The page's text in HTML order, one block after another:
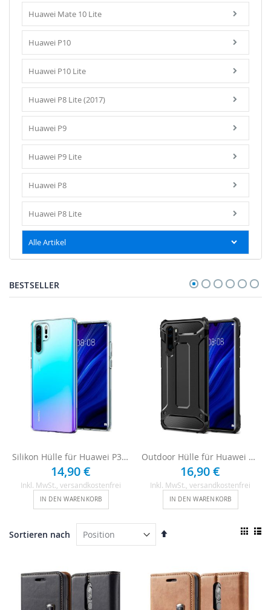
BESTSELLER
Silikon Hülle für Huawei P30 Pro - Transparent
14,90 €
Inkl. MwSt., versandkostenfrei
IN DEN WARENKORB
Outdoor Hülle für Huawei P30 Pro - Schwarz
16,90 €
Inkl. MwSt., versandkostenfrei
IN DEN WARENKORB
Sortieren nach
In
Huawei Mate 10 Lite
Huawei P10
Huawei P10 Lite
Huawei P8 Lite (2017)
Huawei P9
Huawei P9 Lite
Huawei P8
Huawei P8 Lite
Alle Artikel